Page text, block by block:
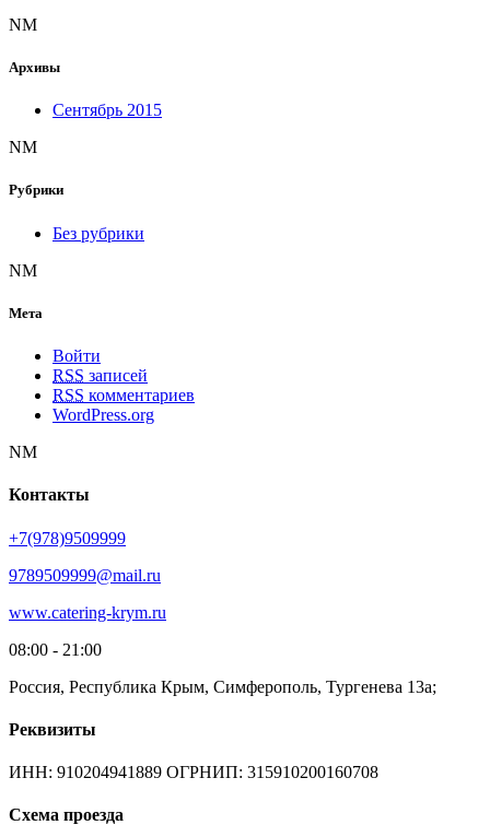
NM
Архивы
Сентябрь 2015
NM
Рубрики
Без рубрики
NM
Мета
Войти
RSS записей
RSS комментариев
WordPress.org
NM
Контакты
+7(978)9509999
9789509999@mail.ru
www.catering-krym.ru
08:00 - 21:00
Россия, Республика Крым, Симферополь, Тургенева 13а;
Реквизиты
ИНН: 910204941889 ОГРНИП: 315910200160708
Схема проезда